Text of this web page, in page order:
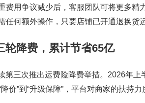
费用争议减少后，客服团队可将更多精
任何额外操作，只要店铺已开通退换货
轮降费，累计节省65亿
第三次推出运费险降费举措。2026年
价”到“升级保障”，平台对商家的扶持力